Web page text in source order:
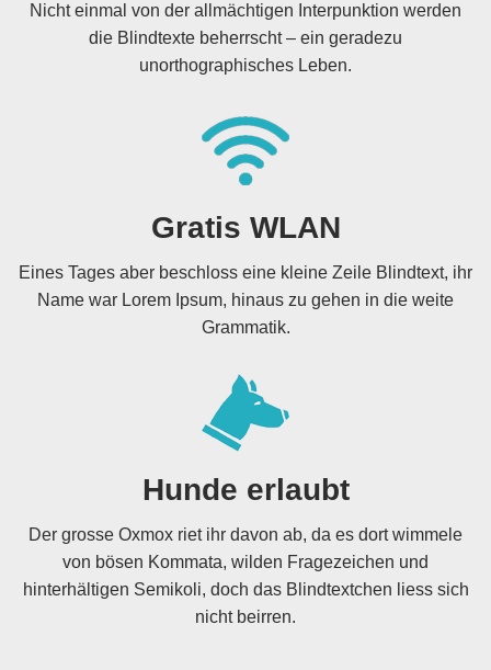
Nicht einmal von der allmächtigen Interpunktion werden
die Blindtexte beherrscht – ein geradezu
unorthographisches Leben.
Gratis WLAN
Eines Tages aber beschloss eine kleine Zeile Blindtext, ihr
Name war Lorem Ipsum, hinaus zu gehen in die weite
Grammatik.
Hunde erlaubt
Der grosse Oxmox riet ihr davon ab, da es dort wimmele
von bösen Kommata, wilden Fragezeichen und
hinterhältigen Semikoli, doch das Blindtextchen liess sich
nicht beirren.